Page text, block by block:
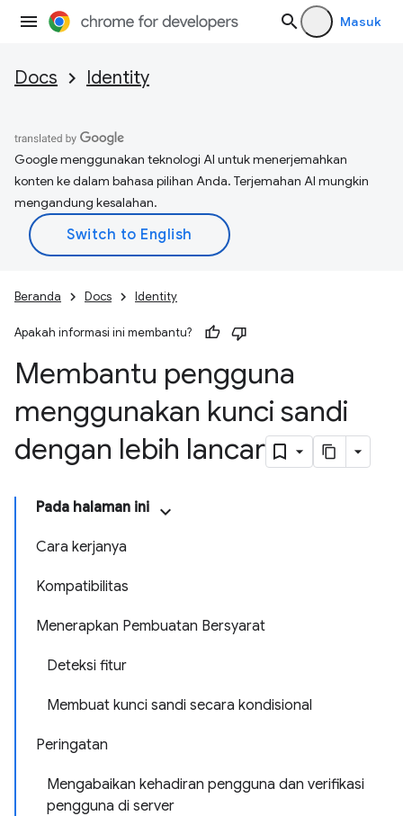
Masuk
Docs Identity
Google menggunakan teknologi AI untuk menerjemahkan
konten ke dalam bahasa pilihan Anda. Terjemahan AI mungkin
mengandung kesalahan.
Beranda Docs Identity
Apakah informasi ini membantu?
Membantu pengguna
menggunakan kunci sandi
dengan lebih lancar
Pada halaman ini
Cara kerjanya
Kompatibilitas
Menerapkan Pembuatan Bersyarat
Deteksi fitur
Membuat kunci sandi secara kondisional
Peringatan
Mengabaikan kehadiran pengguna dan verifikasi
pengguna di server